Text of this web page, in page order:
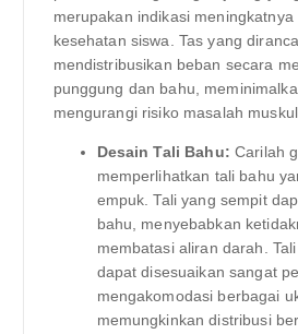
merupakan indikasi
kesehatan siswa. Tas yang
mendistribusikan beban secara
punggung dan bahu,
mengurangi risiko masalah
Desain Tali Bahu: Carilah
memperlihatkan tali bahu
empuk. Tali yang sempit
bahu, menyebabkan
membatasi aliran darah.
dapat disesuaikan sangat
mengakomodasi berbagai
memungkinkan distribusi